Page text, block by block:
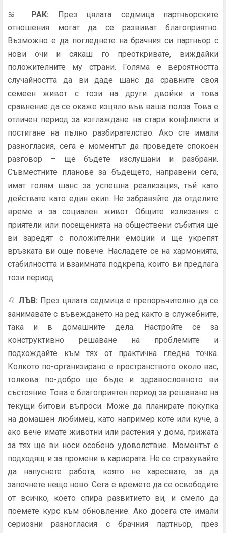
♋ РАК: През цялата седмица партньорските
отношения могат да се развиват благоприятно.
Възможно е да погледнете на брачния си партньор с
нови очи и сякаш го преоткривате, виждайки
положителните му страни. Голяма е вероятността
случайността да ви даде шанс да сравните своя
семеен живот с този на други двойки и това
сравнение да се окаже изцяло във ваша полза. Това е
отличен период за изглаждане на стари конфликти и
постигане на пълно разбирателство. Ако сте имали
разногласия, сега е моментът да проведете спокоен
разговор – ще бъдете изслушани и разбрани.
Съвместните планове за бъдещето, направени сега,
имат голям шанс за успешна реализация, тъй като
действате като един екип. Не забравяйте да отделите
време и за социален живот. Общите излизания с
приятели или посещенията на обществени събития ще
ви заредят с положителни емоции и ще укрепят
връзката ви още повече. Насладете се на хармонията,
стабилността и взаимната подкрепа, които ви предлага
този период.
♌ ЛЪВ: През цялата седмица е препоръчително да се
занимавате с въвеждането на ред както в служебните,
така и в домашните дела. Настройте се за
конструктивно решаване на проблемите и
подхождайте към тях от практична гледна точка.
Колкото по-организирано е пространството около вас,
толкова по-добро ще бъде и здравословното ви
състояние. Това е благоприятен период за решаване на
текущи битови въпроси. Може да планирате покупка
на домашен любимец, като например коте или куче, а
ако вече имате животни или растения у дома, грижата
за тях ще ви носи особено удоволствие. Моментът е
подходящ и за промени в кариерата. Не се страхувайте
да напуснете работа, която не харесвате, за да
започнете нещо ново. Сега е времето да се освободите
от всичко, което спира развитието ви, и смело да
поемете курс към обновление. Ако досега сте имали
сериозни разногласия с брачния партньор, през